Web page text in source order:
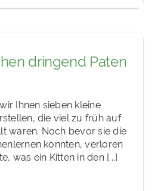
dringend Paten
Ihnen sieben kleine
die viel zu früh auf
waren. Noch bevor sie die
konnten, verloren
was ein Kitten in den [...]